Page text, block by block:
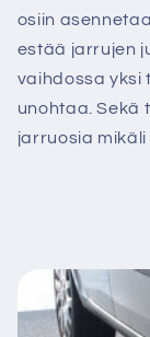
osiin
estää jarrujen
vaihdossa yksi
unohtaa. Sekä
jarruosia mikäli